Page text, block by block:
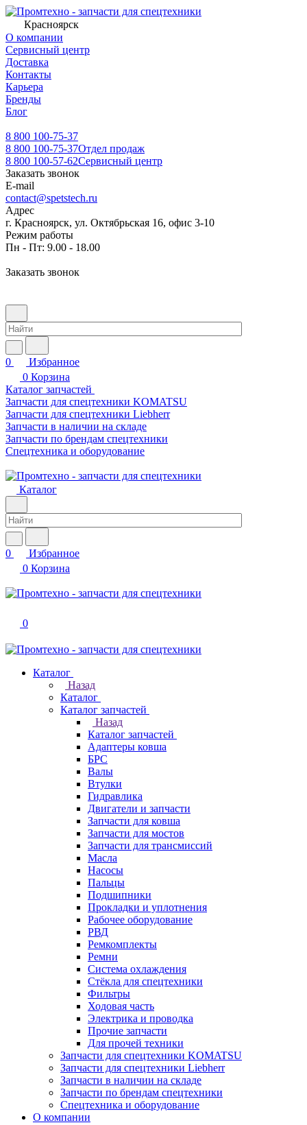
Красноярск
О компании
Сервисный центр
Доставка
Контакты
Карьера
Бренды
Блог
8 800 100-75-37
8 800 100-75-37Отдел продаж
8 800 100-57-62Сервисный центр
Заказать звонок
E-mail
contact@spetstech.ru
Адрес
г. Красноярск, ул. Октябрьская 16, офис 3-10
Режим работы
Пн - Пт: 9.00 - 18.00
Заказать звонок
0
Избранное
0 Корзина
Каталог запчастей
Запчасти для спецтехники KOMATSU
Запчасти для спецтехники Liebherr
Запчасти в наличии на складе
Запчасти по брендам спецтехники
Спецтехника и оборудование
Каталог
0
Избранное
0 Корзина
0
Каталог
Назад
Каталог
Каталог запчастей
Назад
Каталог запчастей
Адаптеры ковша
БРС
Валы
Втулки
Гидравлика
Двигатели и запчасти
Запчасти для ковша
Запчасти для мостов
Запчасти для трансмиссий
Масла
Насосы
Пальцы
Подшипники
Прокладки и уплотнения
Рабочее оборудование
РВД
Ремкомплекты
Ремни
Система охлаждения
Стёкла для спецтехники
Фильтры
Ходовая часть
Электрика и проводка
Прочие запчасти
Для прочей техники
Запчасти для спецтехники KOMATSU
Запчасти для спецтехники Liebherr
Запчасти в наличии на складе
Запчасти по брендам спецтехники
Спецтехника и оборудование
О компании